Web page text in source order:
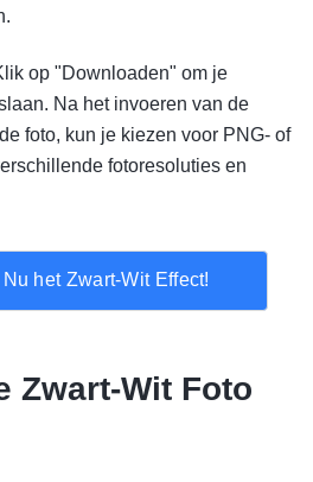
op "Downloaden" om je
Na het invoeren van de
foto, kun je kiezen voor PNG- of
fotoresoluties en
het Zwart-Wit Effect!
Zwart-Wit Foto